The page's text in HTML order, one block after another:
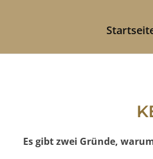
Es gibt zwei Gründe,